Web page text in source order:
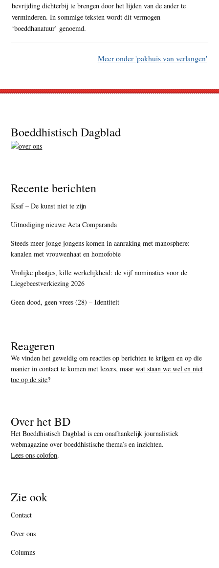
bevrijding dichterbij te brengen door het lijden van de ander te
verminderen. In sommige teksten wordt dit vermogen
‘boeddhanatuur’ genoemd.
Meer onder 'pakhuis van verlangen'
Footer
Boeddhistisch Dagblad
Recente berichten
Ksaf – De kunst niet te zijn
Uitnodiging nieuwe Acta Comparanda
Steeds meer jonge jongens komen in aanraking met manosphere:
kanalen met vrouwenhaat en homofobie
Vrolijke plaatjes, kille werkelijkheid: de vijf nominaties voor de
Liegebeestverkiezing 2026
Geen dood, geen vrees (28) – Identiteit
Reageren
We vinden het geweldig om reacties op berichten te krijgen en op die
manier in contact te komen met lezers, maarwat staan we wel en niet
toe op de site?
Over het BD
Het Boeddhistisch Dagblad is een onafhankelijk journalistiek
webmagazine over boeddhistische thema’s en inzichten.
Lees ons colofon.
Zie ook
Contact
Over ons
Columns